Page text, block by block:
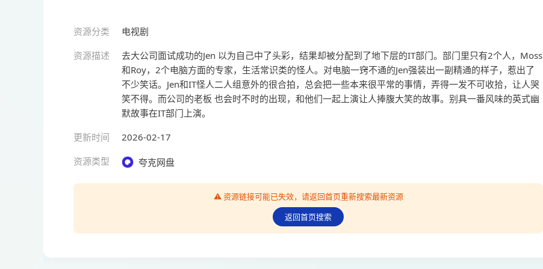
资源分类
电视剧
资源描述
去大公司面试成功的Jen 以为自己中了头彩，结果却被分配到了地下层的IT部门。部门里只有2个人，Moss
和Roy，2个电脑方面的专家，生活常识类的怪人。对电脑一窍不通的Jen强装出一副精通的样子，惹出了
不少笑话。Jen和IT怪人二人组意外的很合拍，总会把一些本来很平常的事情，弄得一发不可收拾，让人哭
笑不得。而公司的老板 也会时不时的出现，和他们一起上演让人捧腹大笑的故事。别具一番风味的英式幽
默故事在IT部门上演。
更新时间
2026-02-17
资源类型
夸克网盘
⚠️ 资源链接可能已失效，请返回首页重新搜索最新资源
返回首页搜索